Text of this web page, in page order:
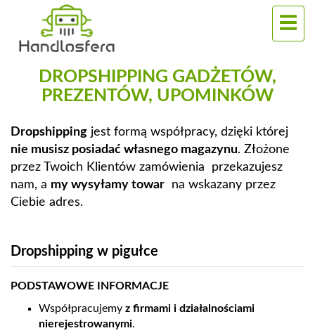
DROPSHIPPING GADŻETÓW,
PREZENTÓW, UPOMINKÓW
Dropshipping jest formą współpracy, dzięki której
nie musisz posiadać własnego magazynu. Złożone
przez Twoich Klientów zamówienia przekazujesz
nam, a my wysyłamy towar na wskazany przez
Ciebie adres.
Dropshipping w pigułce
PODSTAWOWE INFORMACJE
Współpracujemy z firmami i działalnościami
nierejestrowanymi.